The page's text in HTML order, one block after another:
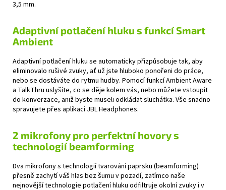
3,5 mm.
Adaptivní potlačení hluku s funkcí Smart
Ambient
Adaptivní potlačení hluku se automaticky přizpůsobuje tak, aby
eliminovalo rušivé zvuky, ať už jste hluboko ponořeni do práce,
nebo se dostáváte do rytmu hudby. Pomocí funkcí Ambient Aware
a TalkThru uslyšíte, co se děje kolem vás, nebo můžete vstoupit
do konverzace, aniž byste museli odkládat sluchátka. Vše snadno
spravujete přes aplikaci JBL Headphones.
2 mikrofony pro perfektní hovory s
technologií beamforming
Dva mikrofony s technologií tvarování paprsku (beamforming)
přesně zachytí váš hlas bez šumu v pozadí, zatímco naše
nejnovější technologie potlačení hluku odfiltruje okolní zvuky i v